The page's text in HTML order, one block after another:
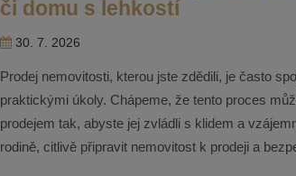
či domu s lehkostí
30. 7. 2026
Prodej nemovitosti, kterou jste zdědili, je často
praktickými úkoly. Chápeme, že tento proces
prodejem tak, abyste jej zvládli s klidem a
rodině, citlivě připravit nemovitost k prodeji a